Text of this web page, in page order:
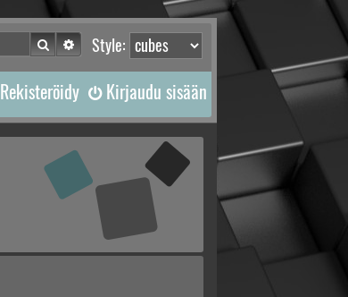
Style:
Etsi Tarkennettu haku
Kirjaudu sisään
Rekisteröidy